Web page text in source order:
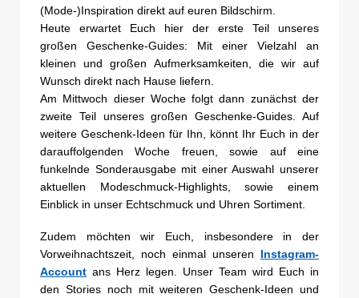
(Mode-)Inspiration direkt auf euren Bildschirm.
Heute erwartet Euch hier der erste Teil unseres
großen Geschenke-Guides: Mit einer Vielzahl an
kleinen und großen Aufmerksamkeiten, die wir auf
Wunsch direkt nach Hause liefern.
Am Mittwoch dieser Woche folgt dann zunächst der
zweite Teil unseres großen Geschenke-Guides. Auf
weitere Geschenk-Ideen für Ihn, könnt Ihr Euch in der
darauffolgenden Woche freuen, sowie auf eine
funkelnde Sonderausgabe mit einer Auswahl unserer
aktuellen Modeschmuck-Highlights, sowie einem
Einblick in unser Echtschmuck und Uhren Sortiment.
Zudem möchten wir Euch, insbesondere in der
Vorweihnachtszeit, noch einmal unseren Instagram-
Account ans Herz legen. Unser Team wird Euch in
den Stories noch mit weiteren Geschenk-Ideen und